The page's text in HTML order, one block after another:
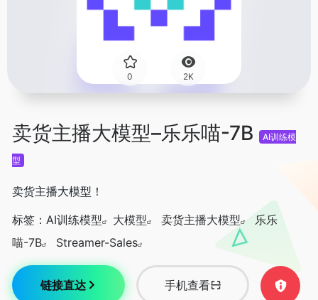
0 2K
卖货主播大模型–乐乐喵-7B AI训练模
型
卖货主播大模型！
标签： AI训练模型 大模型 卖货主播大模型
乐乐
喵-7B
Streamer-Sales
链接直达 手机查看